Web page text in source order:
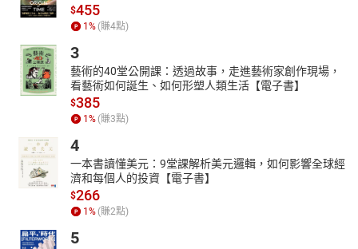
$455
1 % (賺4點)
3
藝術的40堂公開課：透過故事，走進藝術家創作現場，
看藝術如何誕生、如何形塑人類生活【電子書】
$385
1 % (賺3點)
4
一本書讀懂美元：9堂課解析美元邏輯，如何影響全球經
濟和每個人的投資【電子書】
$266
1 % (賺2點)
5